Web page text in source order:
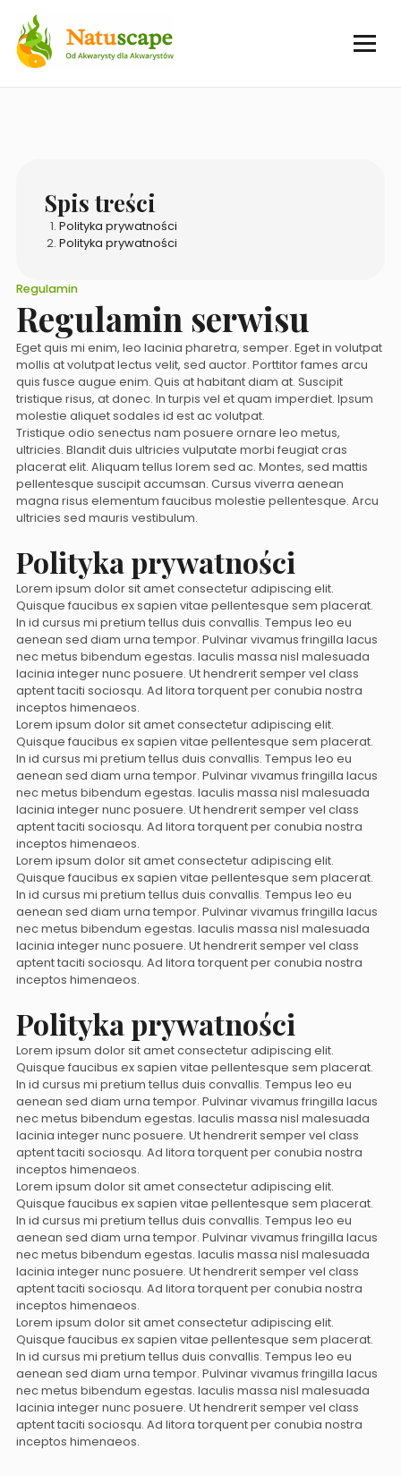
Regulamin
Regulamin serwisu
Eget quis mi enim, leo lacinia pharetra, semper. Eget in volutpat
mollis at volutpat lectus velit, sed auctor. Porttitor fames arcu
quis fusce augue enim. Quis at habitant diam at. Suscipit
tristique risus, at donec. In turpis vel et quam imperdiet. Ipsum
molestie aliquet sodales id est ac volutpat.
Tristique odio senectus nam posuere ornare leo metus,
ultricies. Blandit duis ultricies vulputate morbi feugiat cras
placerat elit. Aliquam tellus lorem sed ac. Montes, sed mattis
pellentesque suscipit accumsan. Cursus viverra aenean
magna risus elementum faucibus molestie pellentesque. Arcu
ultricies sed mauris vestibulum.
Polityka prywatności
Lorem ipsum dolor sit amet consectetur adipiscing elit.
Quisque faucibus ex sapien vitae pellentesque sem placerat.
In id cursus mi pretium tellus duis convallis. Tempus leo eu
aenean sed diam urna tempor. Pulvinar vivamus fringilla lacus
nec metus bibendum egestas. Iaculis massa nisl malesuada
lacinia integer nunc posuere. Ut hendrerit semper vel class
aptent taciti sociosqu. Ad litora torquent per conubia nostra
inceptos himenaeos.
Lorem ipsum dolor sit amet consectetur adipiscing elit.
Quisque faucibus ex sapien vitae pellentesque sem placerat.
In id cursus mi pretium tellus duis convallis. Tempus leo eu
aenean sed diam urna tempor. Pulvinar vivamus fringilla lacus
nec metus bibendum egestas. Iaculis massa nisl malesuada
lacinia integer nunc posuere. Ut hendrerit semper vel class
aptent taciti sociosqu. Ad litora torquent per conubia nostra
inceptos himenaeos.
Lorem ipsum dolor sit amet consectetur adipiscing elit.
Quisque faucibus ex sapien vitae pellentesque sem placerat.
In id cursus mi pretium tellus duis convallis. Tempus leo eu
aenean sed diam urna tempor. Pulvinar vivamus fringilla lacus
nec metus bibendum egestas. Iaculis massa nisl malesuada
lacinia integer nunc posuere. Ut hendrerit semper vel class
aptent taciti sociosqu. Ad litora torquent per conubia nostra
inceptos himenaeos.
Polityka prywatności
Lorem ipsum dolor sit amet consectetur adipiscing elit.
Quisque faucibus ex sapien vitae pellentesque sem placerat.
In id cursus mi pretium tellus duis convallis. Tempus leo eu
aenean sed diam urna tempor. Pulvinar vivamus fringilla lacus
nec metus bibendum egestas. Iaculis massa nisl malesuada
lacinia integer nunc posuere. Ut hendrerit semper vel class
aptent taciti sociosqu. Ad litora torquent per conubia nostra
inceptos himenaeos.
Lorem ipsum dolor sit amet consectetur adipiscing elit.
Quisque faucibus ex sapien vitae pellentesque sem placerat.
In id cursus mi pretium tellus duis convallis. Tempus leo eu
aenean sed diam urna tempor. Pulvinar vivamus fringilla lacus
nec metus bibendum egestas. Iaculis massa nisl malesuada
lacinia integer nunc posuere. Ut hendrerit semper vel class
aptent taciti sociosqu. Ad litora torquent per conubia nostra
inceptos himenaeos.
Lorem ipsum dolor sit amet consectetur adipiscing elit.
Quisque faucibus ex sapien vitae pellentesque sem placerat.
In id cursus mi pretium tellus duis convallis. Tempus leo eu
aenean sed diam urna tempor. Pulvinar vivamus fringilla lacus
nec metus bibendum egestas. Iaculis massa nisl malesuada
lacinia integer nunc posuere. Ut hendrerit semper vel class
aptent taciti sociosqu. Ad litora torquent per conubia nostra
inceptos himenaeos.
Spis treści
Polityka prywatności
Polityka prywatności